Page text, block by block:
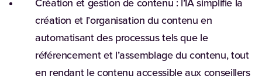
Création et gestion de contenu :l’IA simplifie la
création et l’organisation du contenu en
automatisant des processus tels que le
référencement et l’assemblage du contenu, tout
en rendant le contenu accessible aux conseillers